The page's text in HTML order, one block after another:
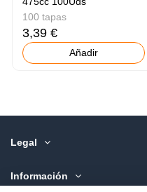
100 tapas
3,39 €
Añadir
Legal
Información